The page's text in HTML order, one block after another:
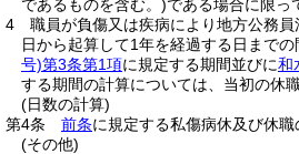
であるものを含む。)である場合に限っ
4
職員が負傷又は疾病により地方公務員
日から起算して1年を経過する日まで
号)第3条第1項に規定する期間並びに和
する期間の計算については、当初の休
(日数の計算)
第4条
前条に規定する私傷病休及び休
(その他)